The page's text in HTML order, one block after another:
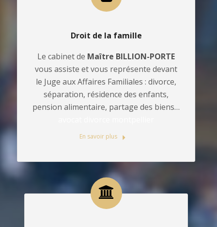
Droit de la famille
Le cabinet de Maître BILLION-PORTE
vous assiste et vous représente devant
le Juge aux Affaires Familiales : divorce,
séparation, résidence des enfants,
pension alimentaire, partage des biens…
En savoir plus